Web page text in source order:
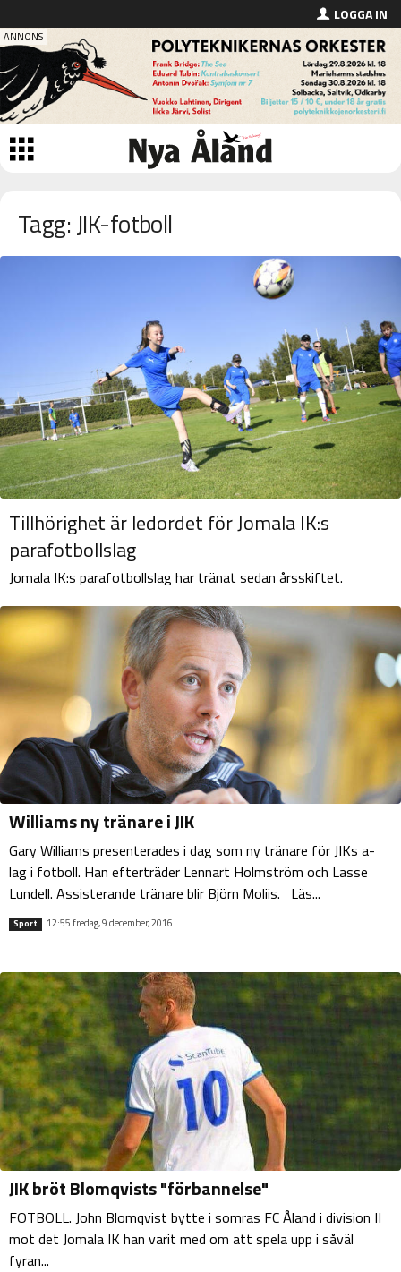
LOGGA IN
Tagg: JIK-fotboll
Tillhörighet är ledordet för Jomala IK:s
parafotbollslag
Jomala IK:s parafotbollslag har tränat sedan årsskiftet.
Williams ny tränare i JIK
Gary Williams presenterades i dag som ny tränare för JIKs a-
lag i fotboll. Han efterträder Lennart Holmström och Lasse
Lundell. Assisterande tränare blir Björn Moliis. Läs...
Sport 12:55 fredag, 9 december, 2016
JIK bröt Blomqvists "förbannelse"
FOTBOLL. John Blomqvist bytte i somras FC Åland i division II
mot det Jomala IK han varit med om att spela upp i såväl
fyran...